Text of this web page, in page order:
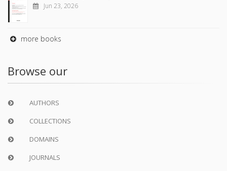
Jun 23, 2026
more books
Browse our
AUTHORS
COLLECTIONS
DOMAINS
JOURNALS